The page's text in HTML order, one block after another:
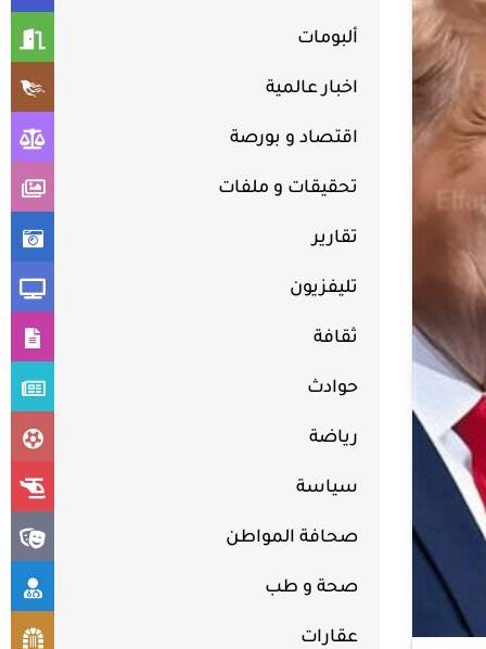
ألبومات
اخبار عالمية
اقتصاد و بورصة
تحقيقات و ملفات
تقارير
تليفزيون
ثقافة
حوادث
رياضة
سياسة
صحافة المواطن
صحة و طب
عقارات